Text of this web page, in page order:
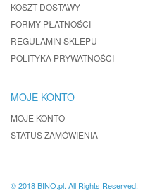
KOSZT DOSTAWY
FORMY PŁATNOŚCI
REGULAMIN SKLEPU
POLITYKA PRYWATNOŚCI
MOJE KONTO
MOJE KONTO
STATUS ZAMÓWIENIA
© 2018 BINO.pl. All Rights Reserved.